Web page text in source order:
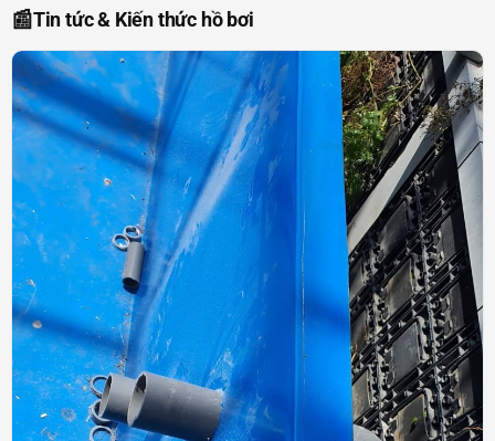
📰Tin tức & Kiến thức hồ bơi